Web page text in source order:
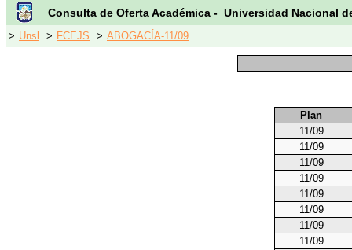
Consulta de Oferta Académica - Universidad Nacional
> Unsl > FCEJS > ABOGACÍA-11/09
Plan
11/09
11/09
11/09
11/09
11/09
11/09
11/09
11/09